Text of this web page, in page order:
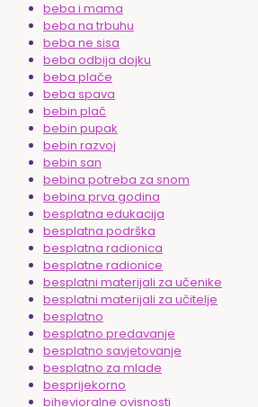
beba i mama
beba na trbuhu
beba ne sisa
beba odbija dojku
beba plače
beba spava
bebin plač
bebin pupak
bebin razvoj
bebin san
bebina potreba za snom
bebina prva godina
besplatna edukacija
besplatna podrška
besplatna radionica
besplatne radionice
besplatni materijali za učenike
besplatni materijali za učitelje
besplatno
besplatno predavanje
besplatno savjetovanje
besplatno za mlade
besprijekorno
bihevioralne ovisnosti